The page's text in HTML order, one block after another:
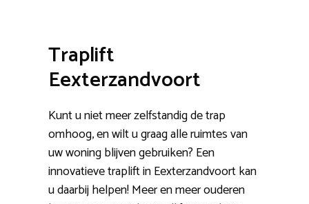
Traplift
Eexterzandvoort
Kunt u niet meer zelfstandig de trap
omhoog, en wilt u graag alle ruimtes van
uw woning blijven gebruiken? Een
innovatieve traplift in Eexterzandvoort kan
u daarbij helpen! Meer en meer ouderen